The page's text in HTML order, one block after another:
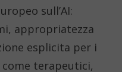
sull’AI:
appropriatezza
esplicita per i
terapeutici,